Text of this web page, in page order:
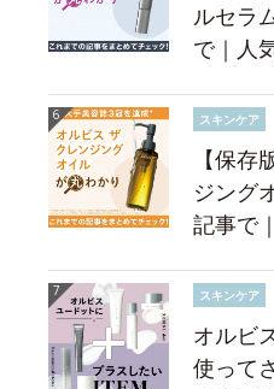
ルセラ
で｜人
スキンケア
【保
ジング
記事で
スキンケア
オルビ
使って